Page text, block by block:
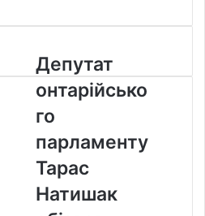
Депутат
онтарійського
парламенту
Тарас
Натишак
обізвав
прем’єра
Дага
Форда
«шматком
Депутат
онтарійсько
го
парламенту
Тарас
Натишак